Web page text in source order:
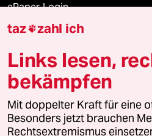
ePaper Login
Downloads für Abonnierende
© 2026 taz Verlags und Vertriebs
Alle Rechte vorbehalten. Bei rechtlichen
wenden Sie sich bitte an
lizenzen@taz.de
taz zahl ich
Links lesen,
bekämpfen
Mit doppelter Kraft für eine
Besonders jetzt brauchen
Rechtsextremismus